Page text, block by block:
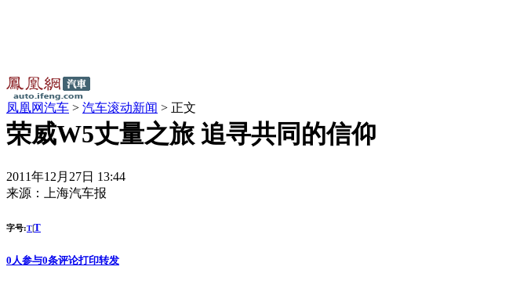
凤凰网汽车 > 汽车滚动新闻 > 正文
荣威W5丈量之旅 追寻共同的信仰
2011年12月27日 13:44
来源：
上海汽车报
字号:T|T
0 人参与0条评论打印转发